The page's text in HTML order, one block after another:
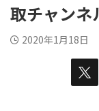
取チャンネ
2020年1月18日